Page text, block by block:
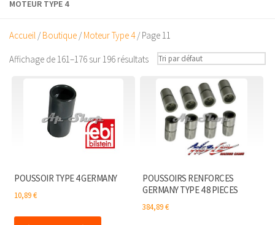
MOTEUR TYPE 4
Accueil / Boutique / Moteur Type 4/ Page 11
Affichage de 161–176 sur 196 résultats
POUSSOIR TYPE 4 GERMANY
10,89€
POUSSOIRS RENFORCES
GERMANY TYPE 4 8 PIECES
384,89€